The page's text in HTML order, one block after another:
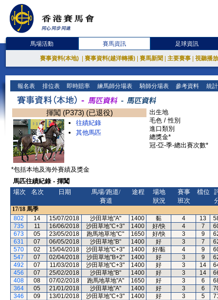
馬場活動 賽馬資訊 足球資訊
賽事資料(本地) 賽事資料(越洋轉播) 賽馬新聞 主要賽事 視聽播
報名表 排位表 即時賠率 練馬師分場表 騎師分場表 參考資料 統
揮闖 (P373) (已退役)
往績紀錄
其他馬匹
出生地
毛色 / 性別
進口類別
總獎金*
冠-亞-季-總出賽次數*
*包括本地及海外賽績及獎金
馬匹往績紀錄 - 揮闖
場次
名次 日期
馬場/跑道/
賽道
途程
場地
狀況
賽事
班次
檔位
17/18 馬季
802
14 15/07/2018 沙田草地"A" 1400 黏 4 13
735
11 16/06/2018 沙田草地"C+3" 1400 好/快 4 7
673
05 23/05/2018 跑馬地草地"C" 1650 好/快 3 9
631
07 06/05/2018 沙田草地"B" 1400 好 3 7
570
02 15/04/2018 沙田草地"C+3" 1400 好/黏 4 9
547
07 02/04/2018 沙田草地"B+2" 1400 好 3 9
492
07 11/03/2018 沙田草地"C+3" 1400 好 3 14
456
07 25/02/2018 沙田草地"B" 1400 好 3 14
408
08 07/02/2018 跑馬地草地"A" 1650 好 3 6
364
05 21/01/2018 沙田草地"A" 1400 好 3 6
346
09 13/01/2018 沙田草地"C+3" 1400 好 3 5